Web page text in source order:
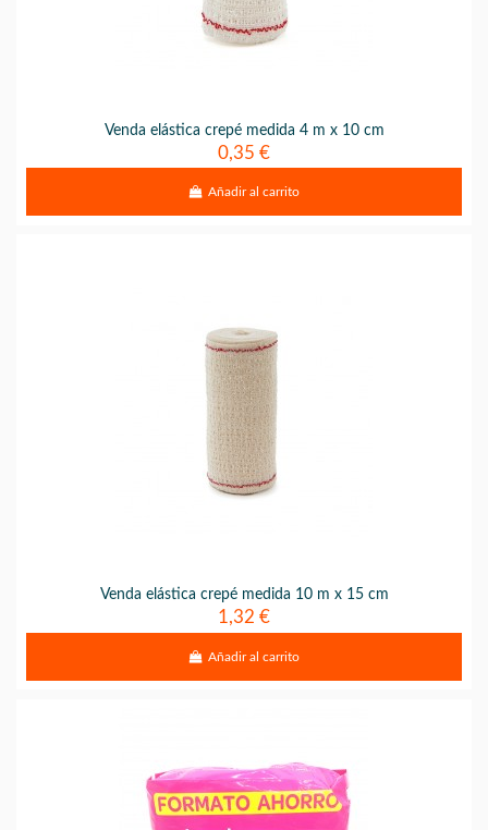
Venda elástica crepé medida 4 m x 10 cm
0,35 €
Añadir al carrito
Venda elástica crepé medida 10 m x 15 cm
1,32 €
Añadir al carrito